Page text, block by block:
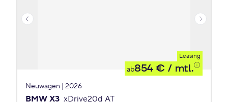
Leasing
ab854 € / mtl.
Neuwagen | 2026
BMW X3 xDrive20d AT